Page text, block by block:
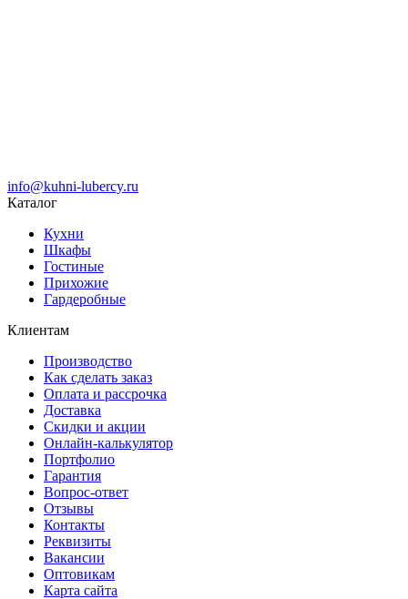
info@kuhni-lubercy.ru
Каталог
Кухни
Шкафы
Гостиные
Прихожие
Гардеробные
Клиентам
Производство
Как сделать заказ
Оплата и рассрочка
Доставка
Скидки и акции
Онлайн-калькулятор
Портфолио
Гарантия
Вопрос-ответ
Отзывы
Контакты
Реквизиты
Вакансии
Оптовикам
Карта сайта